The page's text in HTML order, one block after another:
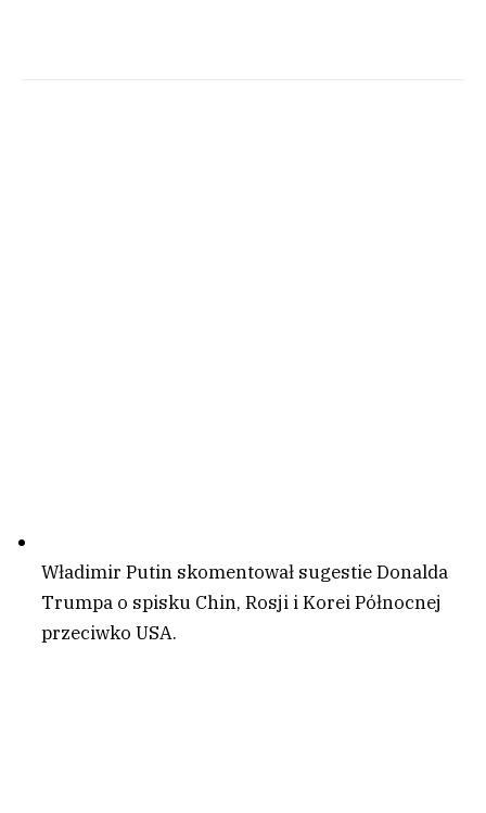
Władimir Putin skomentował sugestie Donalda
Trumpa o spisku Chin, Rosji i Korei Północnej
przeciwko USA.